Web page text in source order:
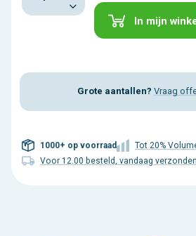
In mijn
Grote aantallen? Vraag
1000+ op voorraad
Tot 20%
Voor 12.00 besteld, vandaag verzonden